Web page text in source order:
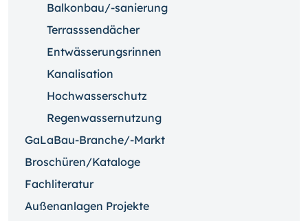
Balkonbau/-sanierung
Terrasssendächer
Entwässerungsrinnen
Kanalisation
Hochwasserschutz
Regenwassernutzung
GaLaBau-Branche/-Markt
Broschüren/Kataloge
Fachliteratur
Außenanlagen Projekte